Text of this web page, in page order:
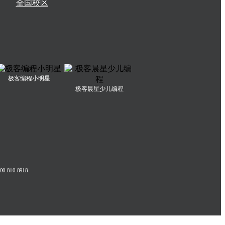
全国校区
极客编程小明星
极客晨星少儿编程
810-8918